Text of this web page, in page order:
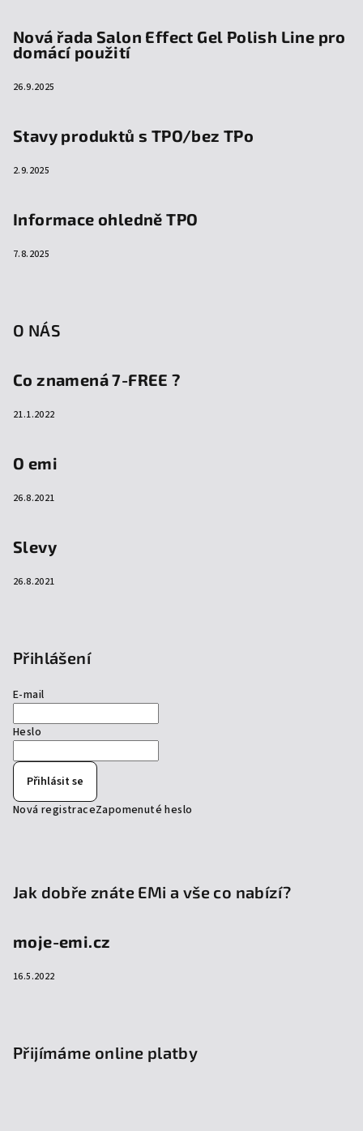
Nová řada Salon Effect Gel Polish Line pro
domácí použití
26.9.2025
Stavy produktů s TPO/bez TPo
2.9.2025
Informace ohledně TPO
7.8.2025
O NÁS
Co znamená 7-FREE ?
21.1.2022
O emi
26.8.2021
Slevy
26.8.2021
Přihlášení
E-mail
Heslo
Přihlásit se
Nová registraceZapomenuté heslo
Jak dobře znáte EMi a vše co nabízí?
moje-emi.cz
16.5.2022
Přijímáme online platby